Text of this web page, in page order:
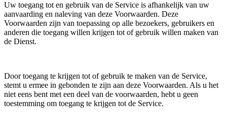
Uw toegang tot en gebruik van de Service is afhankelijk van uw
aanvaarding en naleving van deze Voorwaarden. Deze
Voorwaarden zijn van toepassing op alle bezoekers, gebruikers en
anderen die toegang willen krijgen tot of gebruik willen maken van
de Dienst.
Door toegang te krijgen tot of gebruik te maken van de Service,
stemt u ermee in gebonden te zijn aan deze Voorwaarden. Als u het
niet eens bent met een deel van de voorwaarden, hebt u geen
toestemming om toegang te krijgen tot de Service.